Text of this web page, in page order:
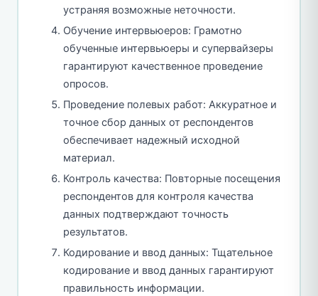
устраняя возможные неточности.
Обучение интервьюеров: Грамотно
обученные интервьюеры и супервайзеры
гарантируют качественное проведение
опросов.
Проведение полевых работ: Аккуратное и
точное сбор данных от респондентов
обеспечивает надежный исходной
материал.
Контроль качества: Повторные посещения
респондентов для контроля качества
данных подтверждают точность
результатов.
Кодирование и ввод данных: Тщательное
кодирование и ввод данных гарантируют
правильность информации.